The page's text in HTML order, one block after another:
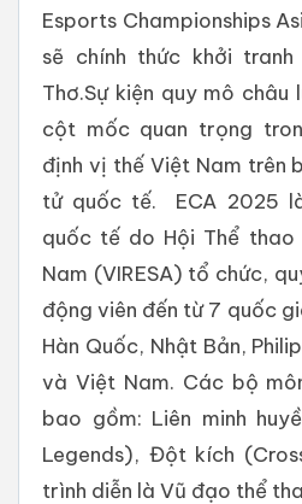
Esports Championships
sẽ chính thức khởi
Thơ.Sự kiện quy mô
cột mốc quan trọng
định vị thế Việt Nam trên
tử quốc tế. ECA 2025
quốc tế do Hội Thể
Nam (VIRESA) tổ chức,
động viên đến từ 7 quốc
Hàn Quốc, Nhật Bản,
và Việt Nam. Các bộ
bao gồm: Liên minh
Legends), Đột kích
trình diễn là Vũ đạo thể